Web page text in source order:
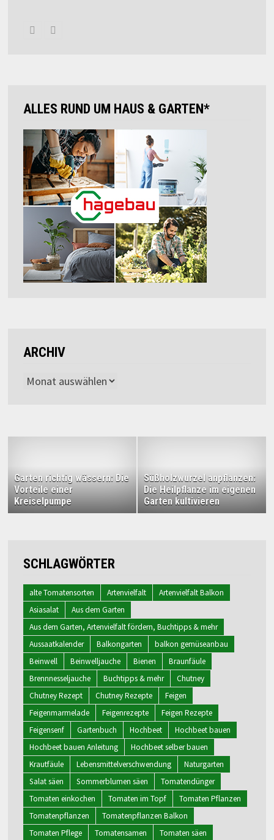
ALLES RUND UM HAUS & GARTEN*
ARCHIV
Archiv
Garten richtig wässern: Die
Vorteile einer
Kreiselpumpe
Süßholzwurzel anpflanzen:
Die Heilpflanze im eigenen
Garten kultivieren
SCHLAGWÖRTER
alte Tomatensorten Artenvielfalt
Artenvielfalt Balkon
Asiasalat
Aus dem Garten
Aus dem Garten, Artenvielfalt fördern, Buchtipps & mehr
Aussaatkalender
Balkongarten
balkon gemüseanbau
Beinwell
Beinwelljauche Bienen
Braunfäule
Brennnesseljauche
Buchtipps & mehr
Chutney
Chutney Rezept
Chutney Rezepte
Feigen
Feigenmarmelade
Feigenrezepte
Feigen Rezepte
Feigensenf
Gartenbuch Hochbeet
Hochbeet bauen
Hochbeet bauen Anleitung
Hochbeet selber bauen
Krautfäule
Lebensmittelverschwendung
Naturgarten
Salat säen
Sommerblumen säen
Tomatendünger
Tomaten einkochen
Tomaten im Topf
Tomaten Pflanzen
Tomatenpflanzen
Tomatenpflanzen Balkon
Tomaten Pflege
Tomatensamen Tomaten säen